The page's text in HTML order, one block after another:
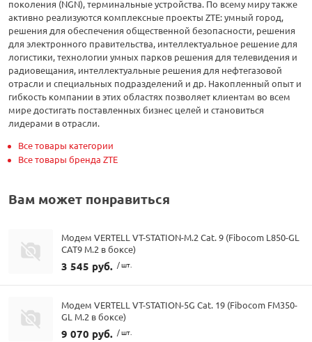
поколения (NGN), терминальные устройства. По всему миру также
активно реализуются комплексные проекты ZTE: умный город,
решения для обеспечения общественной безопасности, решения
для электронного правительства, интеллектуальное решение для
логистики, технологии умных парков решения для телевидения и
радиовещания, интеллектуальные решения для нефтегазовой
отрасли и специальных подразделений и др. Накопленный опыт и
гибкость компании в этих областях позволяет клиентам во всем
мире достигать поставленных бизнес целей и становиться
лидерами в отрасли.
Все товары категории
Все товары бренда ZTE
Вам может понравиться
Модем VERTELL VT-STATION-M.2 Cat. 9 (Fibocom L850-GL
CAT9 M.2 в боксе)
3 545 руб. / шт.
Модем VERTELL VT-STATION-5G Cat. 19 (Fibocom FM350-
GL M.2 в боксе)
9 070 руб. / шт.